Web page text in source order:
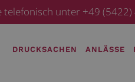
telefonisch unter +49
DRUCKSACHEN ANLÄSSE